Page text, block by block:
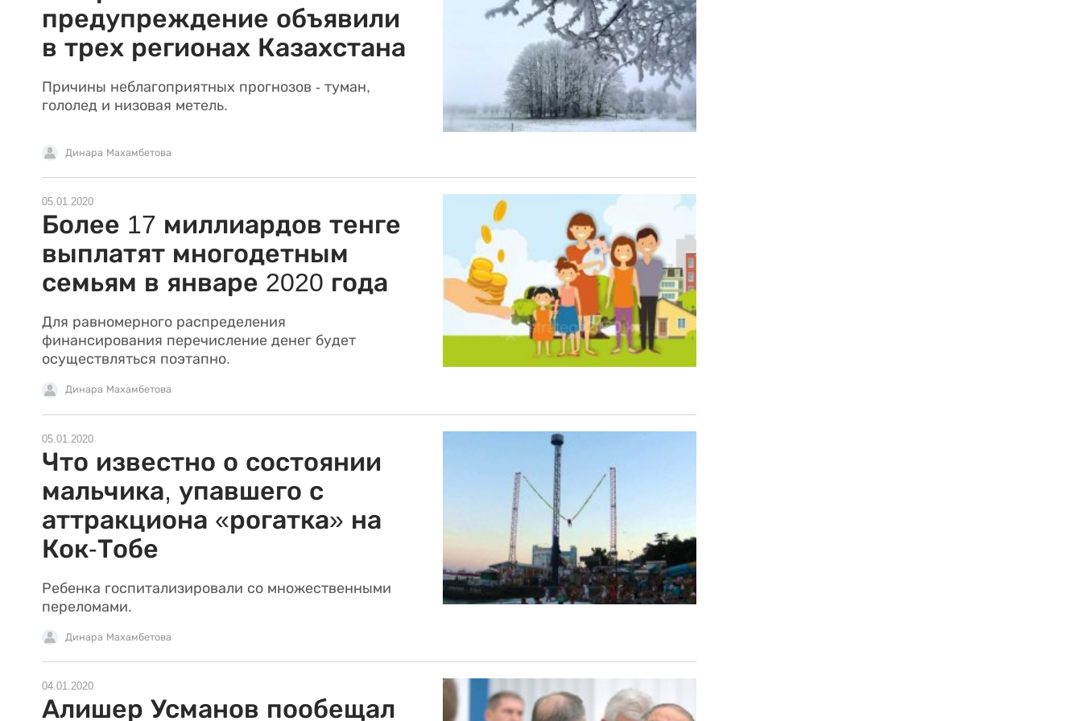
предупреждение объявили
в трех регионах Казахстана
Причины неблагоприятных прогнозов - туман,
гололед и низовая метель.
Динара Махамбетова
05.01.2020
Более 17 миллиардов тенге
выплатят многодетным
семьям в январе 2020 года
Для равномерного распределения
финансирования перечисление денег будет
осуществляться поэтапно.
Динара Махамбетова
05.01.2020
Что известно о состоянии
мальчика, упавшего с
аттракциона «рогатка» на
Кок-Тобе
Ребенка госпитализировали со множественными
переломами.
Динара Махамбетова
04.01.2020
Алишер Усманов пообещал